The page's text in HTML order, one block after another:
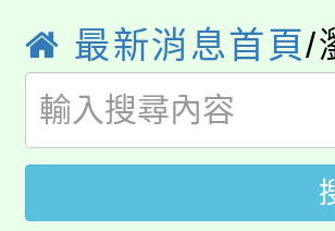
心理、諮商輔
系所師生報名
學籍身 分審
版
淨零綠領人才
公告本校115
代理(課)教師
「2026金融
桃園市115學
最新消息首頁/